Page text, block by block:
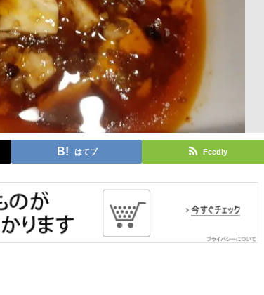
はてブ Feedly